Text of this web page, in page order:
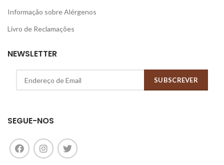
Informação sobre Alérgenos
Livro de Reclamações
NEWSLETTER
SUBSCREVER
SEGUE-NOS